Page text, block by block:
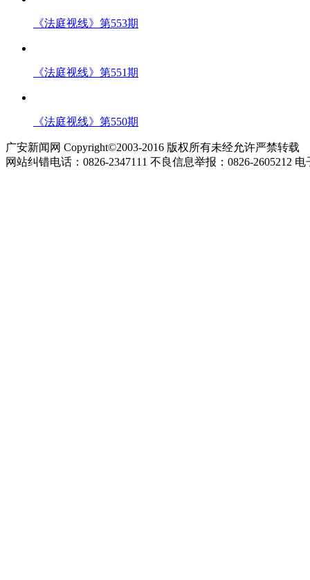
《法庭视线》第553期
《法庭视线》第551期
《法庭视线》第550期
广安新闻网 Copyright©2003-2016 版权所有未经允许严禁转载
网站纠错电话：0826-2347111 不良信息举报：0826-2605212